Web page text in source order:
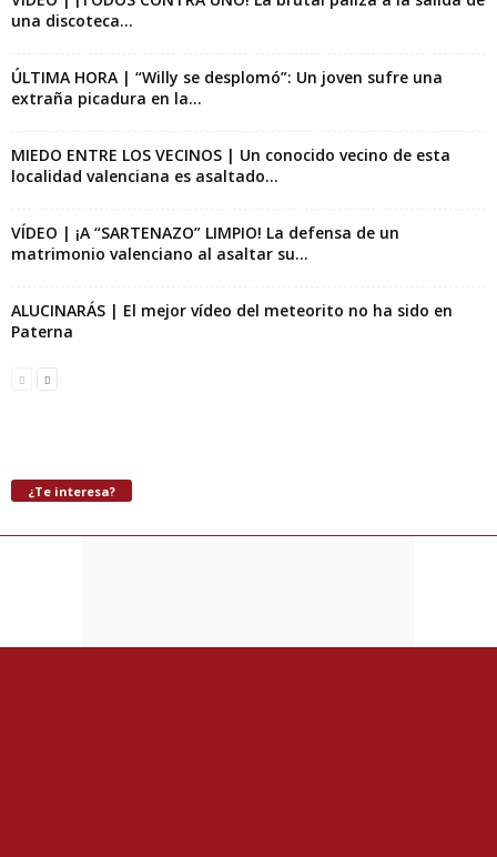
una discoteca...
ÚLTIMA HORA | “Willy se desplomó”: Un joven sufre una
extraña picadura en la...
MIEDO ENTRE LOS VECINOS | Un conocido vecino de esta
localidad valenciana es asaltado...
VÍDEO | ¡A “SARTENAZO” LIMPIO! La defensa de un
matrimonio valenciano al asaltar su...
ALUCINARÁS | El mejor vídeo del meteorito no ha sido en
Paterna
¿Te interesa?